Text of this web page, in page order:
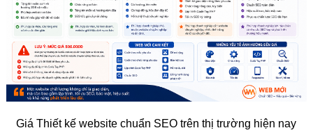
Giá Thiết kế website chuẩn SEO trên thị trường hiện nay